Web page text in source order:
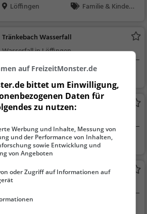
Löffingen
Familie & Kinder,
Tränkebach Wasserfall
Wasserfall in Löffingen
Löffingen
Familie & Kinder,
Natur, Sehenswürdig
keit
Wasserfall an der Burghalde
Löffingen
Familie & Kinder,
Natur, Sehenswürdig
Untere Gauchach Kaskade
Wasserfall in Löffingen
auf FreizeitMonster.de
bittet um Einwilligung,
Daten für
zu nutzen:
Werbung und Inhalte, Messung von
und der Performance von Inhalten,
sowie Entwicklung und
von Angeboten
oder Zugriff auf Informationen auf